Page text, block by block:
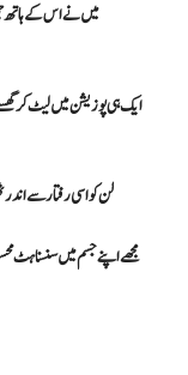
میں نے اس کے ہاتھ
ایک ہی پوزیشن میں لیٹ کر
لن کو اسی رفتار سے
مجھے اپنے جسم میں